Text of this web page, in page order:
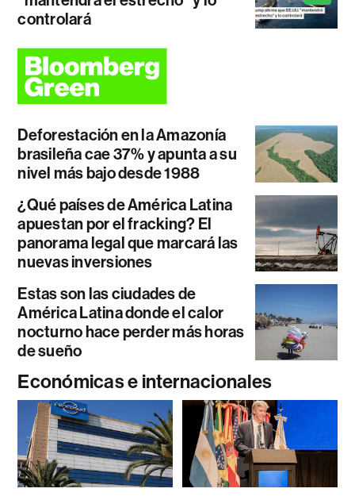
controlará
Deforestación en la Amazonía
brasileña cae 37% y apunta a su
nivel más bajo desde 1988
¿Qué países de América Latina
apuestan por el fracking? El
panorama legal que marcará las
nuevas inversiones
Estas son las ciudades de
América Latina donde el calor
nocturno hace perder más horas
de sueño
Económicas e internacionales